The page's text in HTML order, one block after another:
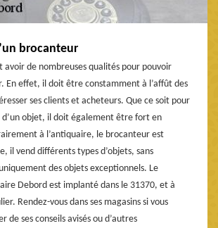
brocanteur
avoir de nombreuses qualités pour pouvoir
En effet, il doit être constamment à l’affût des
ses clients et acheteurs. Que ce soit pour
d’un objet, il doit également être fort en
à l’antiquaire, le brocanteur est
il vend différents types d’objets, sans
des objets exceptionnels. Le
Debord est implanté dans le 31370, et à
Rendez-vous dans ses magasins si vous
de ses conseils avisés ou d’autres